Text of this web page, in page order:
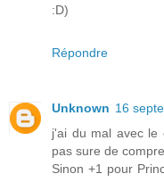
:D)
Répondre
Unknown 16
j'ai du mal avec le
pas sure de
Sinon +1 pour